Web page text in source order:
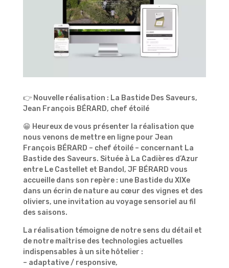
👉 Nouvelle réalisation : La Bastide Des Saveurs,
Jean François BÉRARD, chef étoilé
😁 Heureux de vous présenter la réalisation que
nous venons de mettre en ligne pour Jean
François BÉRARD – chef étoilé – concernant La
Bastide des Saveurs. Située à La Cadières d’Azur
entre Le Castellet et Bandol, JF BÉRARD vous
accueille dans son repère : une Bastide du XIXe
dans un écrin de nature au cœur des vignes et des
oliviers, une invitation au voyage sensoriel au fil
des saisons.
La réalisation témoigne de notre sens du détail et
de notre maîtrise des technologies actuelles
indispensables à un site hôtelier :
– adaptative / responsive,